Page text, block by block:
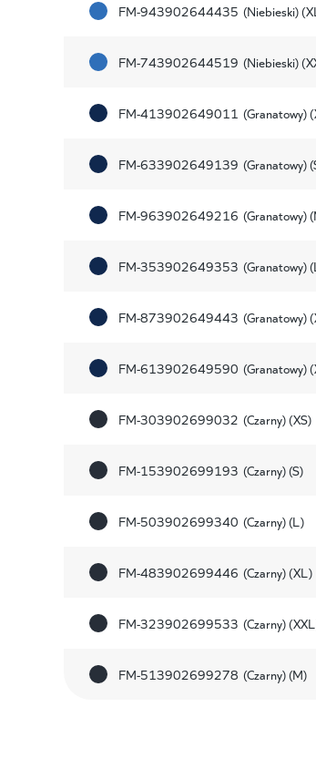
FM-943902644435 (Niebieski)
FM-743902644519 (Niebieski)
FM-413902649011 (Granatowy)
FM-633902649139 (Granatowy)
FM-963902649216 (Granatowy)
FM-353902649353 (Granatowy)
FM-873902649443 (Granatowy)
FM-613902649590 (Granatowy)
FM-303902699032 (Czarny) (XS)
FM-153902699193 (Czarny) (S)
FM-503902699340 (Czarny) (L)
FM-483902699446 (Czarny) (XL)
FM-323902699533 (Czarny)
FM-513902699278 (Czarny) (M)